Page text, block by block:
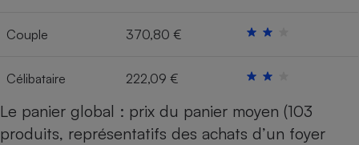
Couple 370,80 €
Célibataire 222,09 €
Le panier global : prix du panier moyen (103
produits, représentatifs des achats d’un foyer